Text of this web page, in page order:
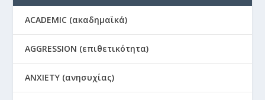
ACADEMIC (ακαδημαϊκά)
AGGRESSION (επιθετικότητα)
ANXIETY (ανησυχίας)